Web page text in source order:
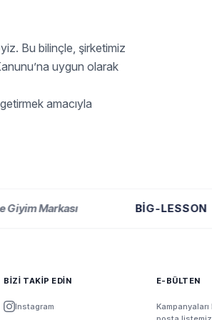
Bu bilinçle, şirketimiz
uygun olarak
amacıyla
Markası BIG-LESSON
BİZİ TAKİP EDİN
Instagram
E-BÜLTEN
Kampanyaları